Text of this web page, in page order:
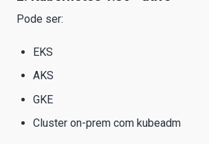
Pode ser:
EKS
AKS
GKE
Cluster on-prem com kubeadm